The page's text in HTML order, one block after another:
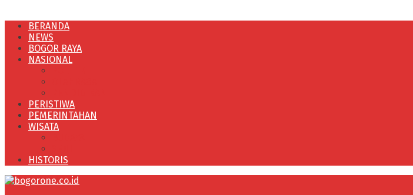
BERANDA
NEWS
BOGOR RAYA
NASIONAL
PERISTIWA
PEMERINTAHAN
WISATA
HISTORIS